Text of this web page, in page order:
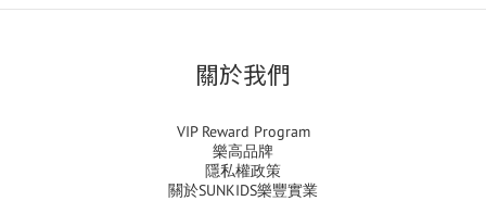
關於我們
VIP Reward Program
樂高品牌
隱私權政策
關於SUNKIDS樂豐實業